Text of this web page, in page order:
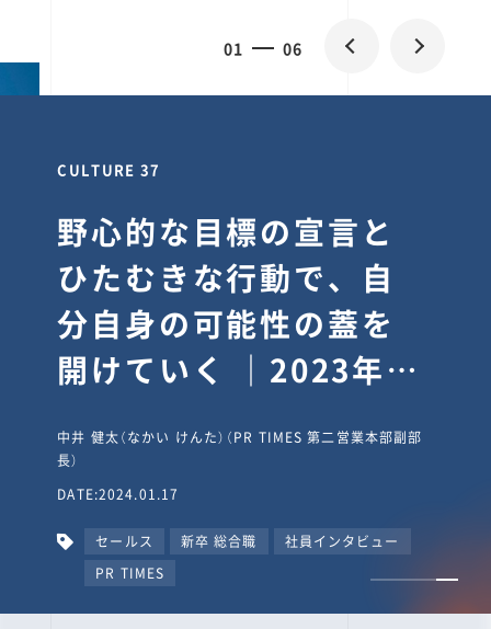
01 06
CULTURE 37
野心的な目標の宣言と
ひたむきな行動で、自
分自身の可能性の蓋を
開けていく ｜2023年度
タビュー #PR
TIMESな人たち
中井 健太（なかい けんた）（PR TIMES 第二営業本部副部
長）
DATE:2024.01.17
セールス 新卒 総合職
社員インタビュー
PR TIMES